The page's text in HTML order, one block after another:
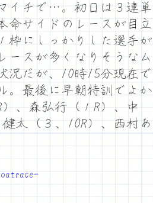
イチで…。初日は３連単
命サイドのレースが目立
枠にしっかりした選手が
ースが多くなりそうなム
だが、10時15分現在で
。最後に早朝特訓でよか
、森弘行（１R）、中
太（３、10R）、西村あ